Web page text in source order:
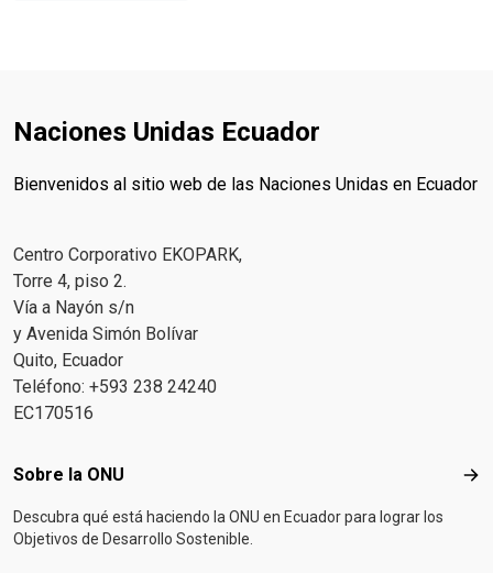
Naciones Unidas Ecuador
Bienvenidos al sitio web de las Naciones Unidas en Ecuador
Centro Corporativo EKOPARK,
Torre 4, piso 2.
Vía a Nayón s/n
y Avenida Simón Bolívar
Quito, Ecuador
Teléfono: +593 238 24240
EC170516
Footer menu
Sobre la ONU
Descubra qué está haciendo la ONU en Ecuador para lograr los
Objetivos de Desarrollo Sostenible.